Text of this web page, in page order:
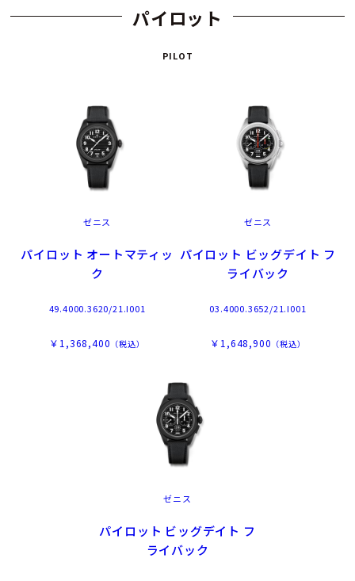
パイロット
PILOT
ゼニス
パイロット オートマティッ
ク
49.4000.3620/21.I001
￥1,368,400 （税込）
ゼニス
パイロット ビッグデイト フ
ライバック
03.4000.3652/21.I001
￥1,648,900 （税込）
ゼニス
パイロット ビッグデイト フ
ライバック